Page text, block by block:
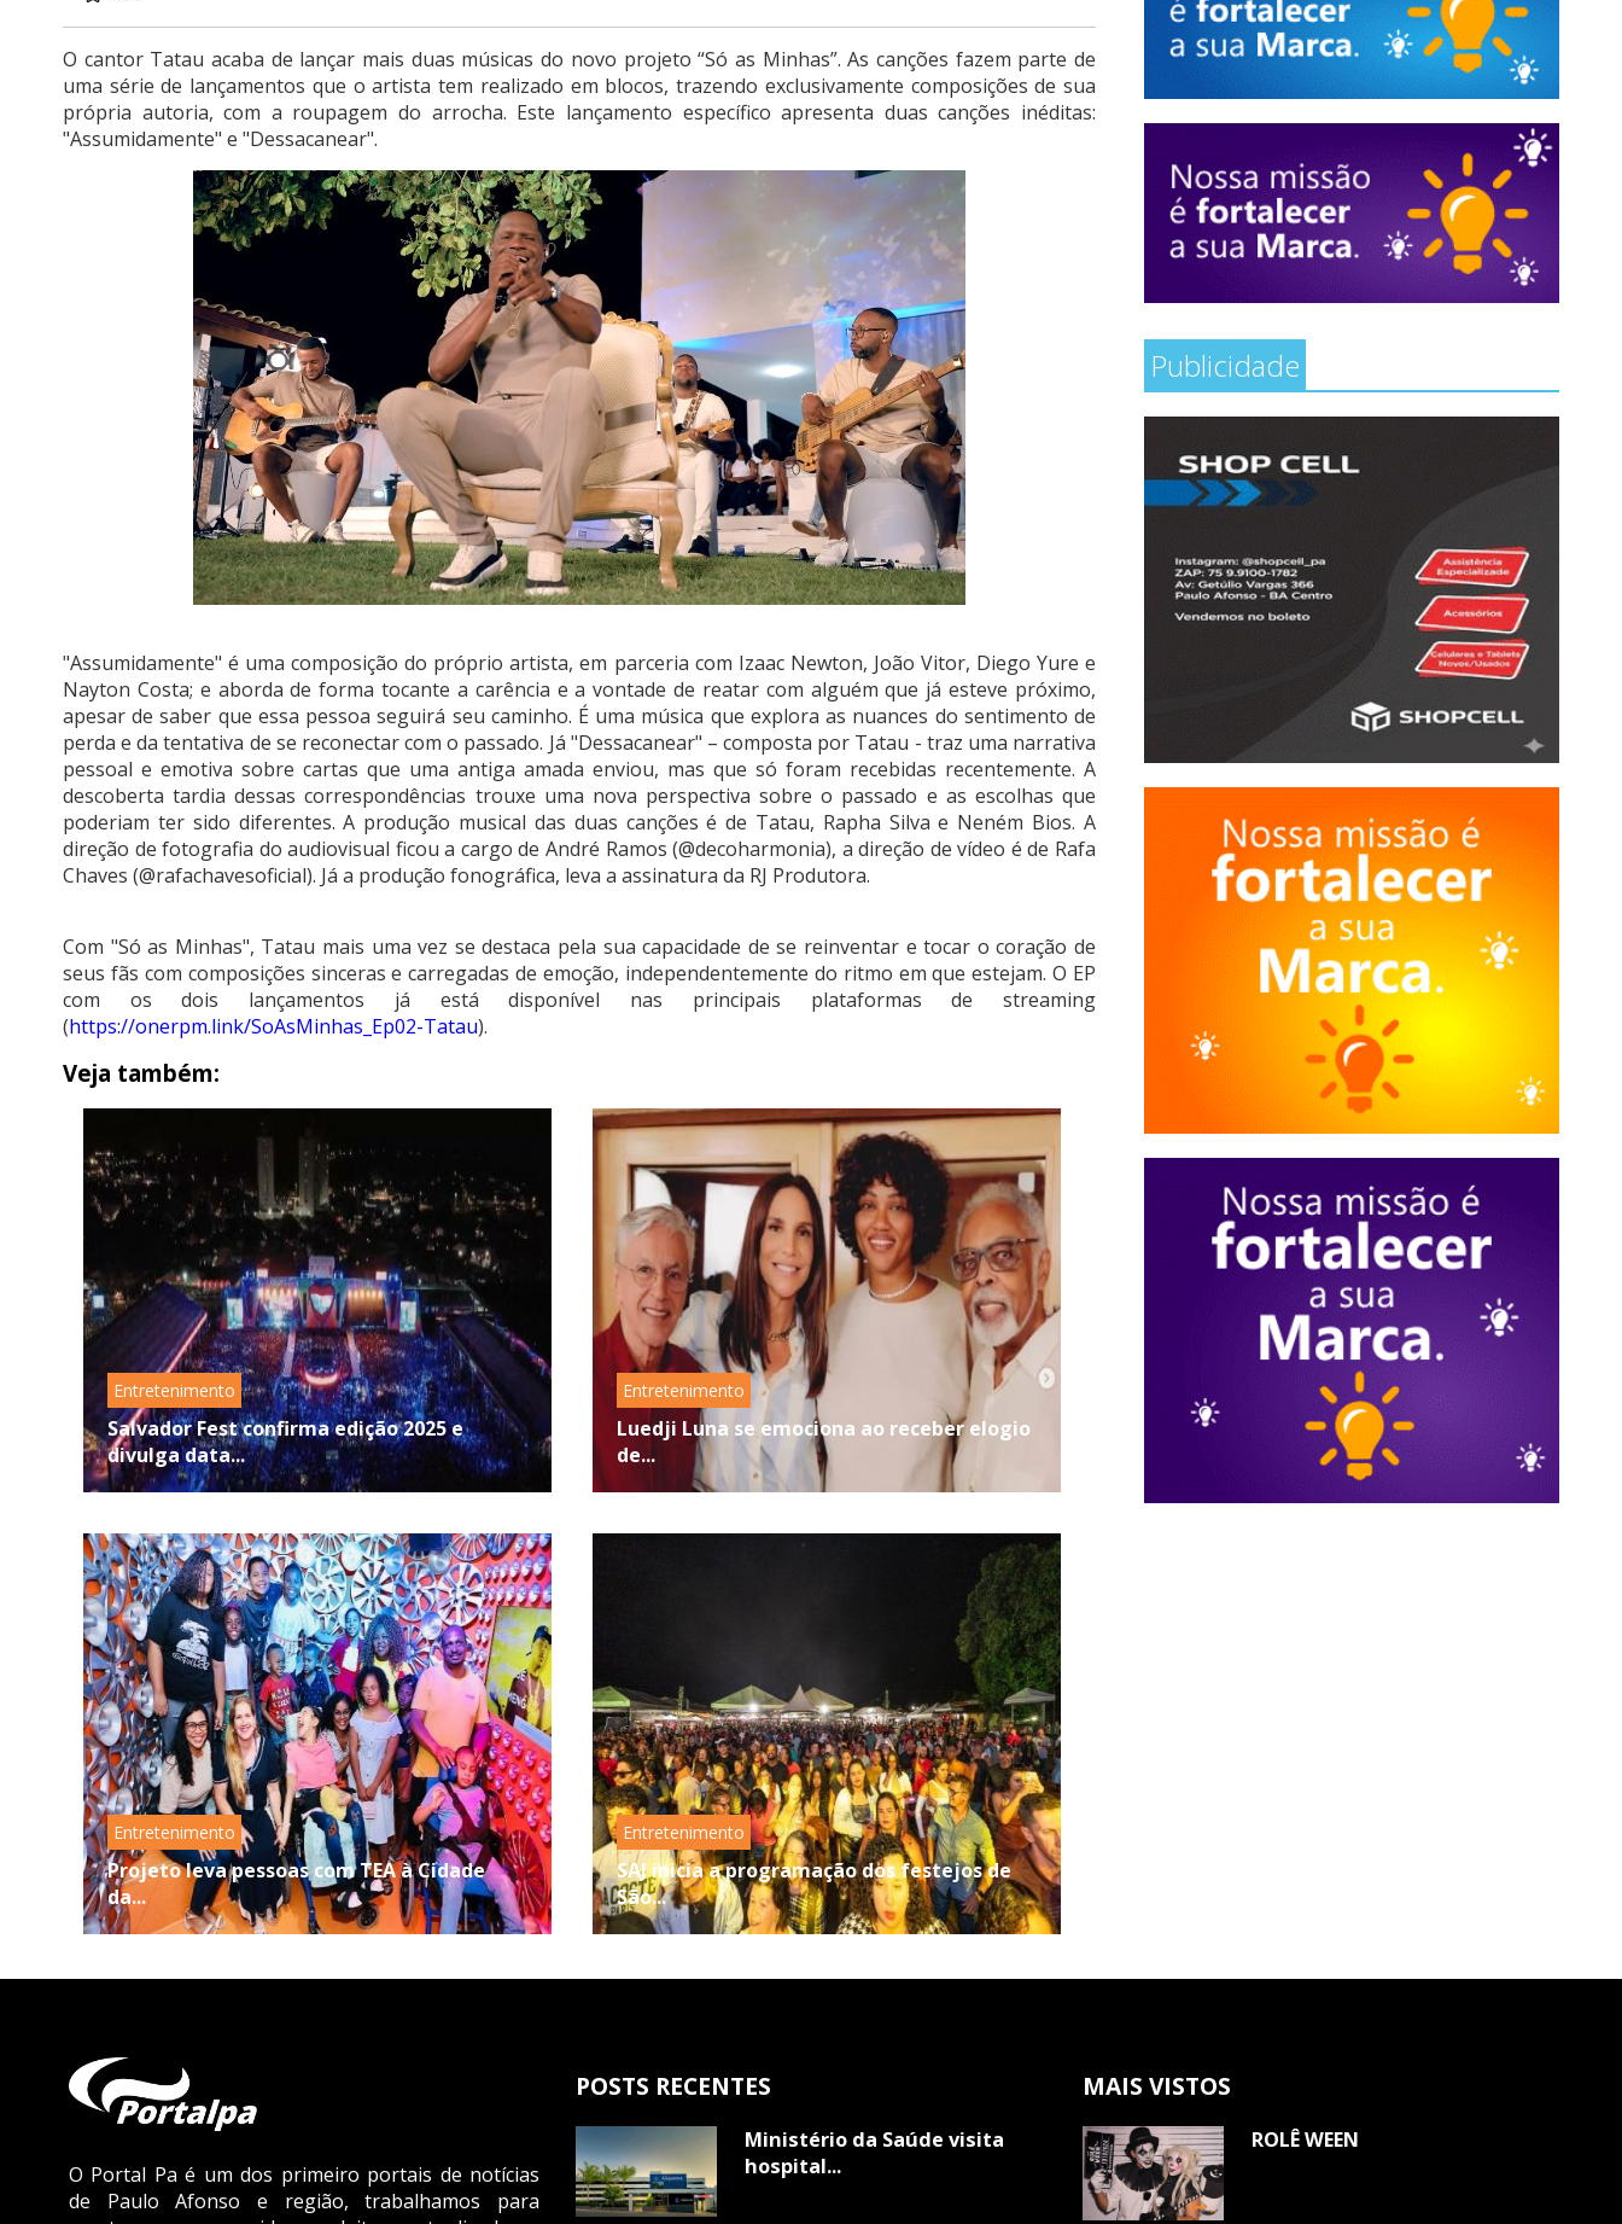
O cantor Tatau acaba de lançar mais duas músicas do novo projeto “Só as Minhas”. As canções fazem parte de
uma série de lançamentos que o artista tem realizado em blocos, trazendo exclusivamente composições de sua
própria autoria, com a roupagem do arrocha. Este lançamento específico apresenta duas canções inéditas:
"Assumidamente" e "Dessacanear".
"Assumidamente" é uma composição do próprio artista, em parceria com Izaac Newton, João Vitor, Diego Yure e
Nayton Costa; e aborda de forma tocante a carência e a vontade de reatar com alguém que já esteve próximo,
apesar de saber que essa pessoa seguirá seu caminho. É uma música que explora as nuances do sentimento de
perda e da tentativa de se reconectar com o passado. Já "Dessacanear" – composta por Tatau - traz uma narrativa
pessoal e emotiva sobre cartas que uma antiga amada enviou, mas que só foram recebidas recentemente. A
descoberta tardia dessas correspondências trouxe uma nova perspectiva sobre o passado e as escolhas que
poderiam ter sido diferentes. A produção musical das duas canções é de Tatau, Rapha Silva e Neném Bios. A
direção de fotografia do audiovisual ficou a cargo de André Ramos (@decoharmonia), a direção de vídeo é de Rafa
Chaves (@rafachavesoficial). Já a produção fonográfica, leva a assinatura da RJ Produtora.
Com "Só as Minhas", Tatau mais uma vez se destaca pela sua capacidade de se reinventar e tocar o coração de
seus fãs com composições sinceras e carregadas de emoção, independentemente do ritmo em que estejam. O EP
com os dois lançamentos já está disponível nas principais plataformas de streaming
(https://onerpm.link/SoAsMinhas_Ep02-Tatau).
Veja também:
Entretenimento
Salvador Fest confirma edição 2025 e
divulga data...
Entretenimento
Luedji Luna se emociona ao receber elogio
de...
Entretenimento
Projeto leva pessoas com TEA à Cidade
da...
Entretenimento
SAJ inicia a programação dos festejos de
São...
Publicidade
O Portal Pa é um dos primeiro portais de notícias
de Paulo Afonso e região, trabalhamos para
POSTS RECENTES
Ministério da Saúde visita
hospital...
MAIS VISTOS
ROLÊ WEEN